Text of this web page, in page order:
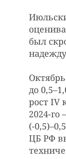
был
до
рост IV
2024-го
(-
ЦБ РФ